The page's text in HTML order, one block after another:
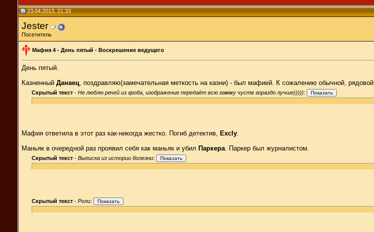
23.04.2013, 21:33
Jester
Посетитель
Мафия 4 - День пятый - Воскрешение ведущего
День пятый.
Казненный Данаец , поздравляю(замечательная меткость на казни) - был мафией. К сожалению обычной, рядовой.
Скрытый текст - Не люблю речей из гроба, изображение передаёт всю гамму чуств гораздо лучше))))):
Мафия ответила в этот раз как-никогда жестко. Погиб детектив, Excly
Маньяк в очередной раз проявил себя как маньяк и убил Паркера . Паркер был журналистом.
Скрытый текст - Выписка из истории болезни:
Скрытый текст - Роли: